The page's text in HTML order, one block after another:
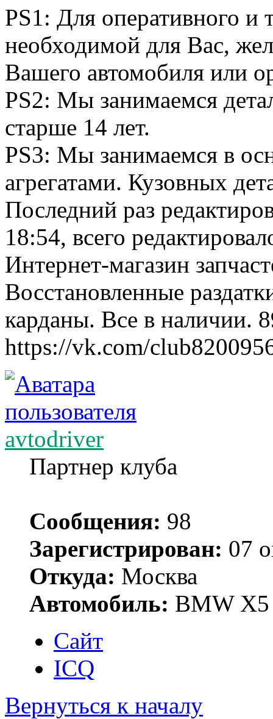
PS1: Для оперативного и
необходимой для Вас,
Вашего автомобиля или
PS2: Мы занимаемся
старше 14 лет.
PS3: Мы занимаемся в
агрегатами. Кузовных
Последний раз
18:54, всего
Интернет-магазин
Восстановленные
карданы. Все в наличии.
https://vk.com/
avtodriver
Партнер клуба
Сообщения: 98
Зарегистрирован: 07
Откуда: Москва
Автомобиль: BMW X5
Сайт
ICQ
Вернуться к началу